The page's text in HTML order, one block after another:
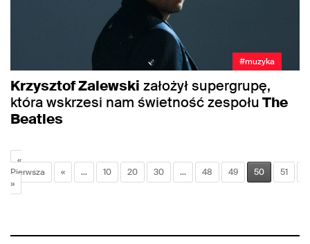
#muzyka
Krzysztof Zalewski założył supergrupę,
która wskrzesi nam świetność zespołuThe
Beatles
«
Pierwsza
« ... 10 20 30 ... 48 49 50 51
»